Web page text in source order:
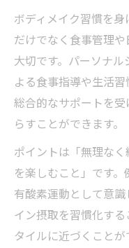
ボディメイク習慣を
だけでなく食事管理
大切です。パーソナ
よる食事指導や生活習
総合的なサポートを
らすことができます。
ポイントは「無理な
を楽しむこと」です
有酸素運動として意
イン摂取を習慣化す
タイルに近づくことが